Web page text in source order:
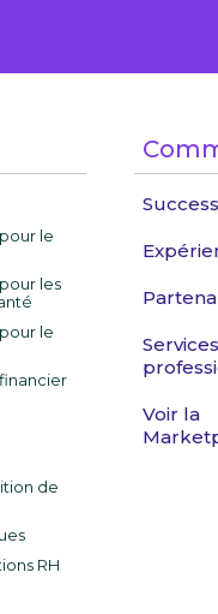
le
les
le
de
RH
Services
Voir la